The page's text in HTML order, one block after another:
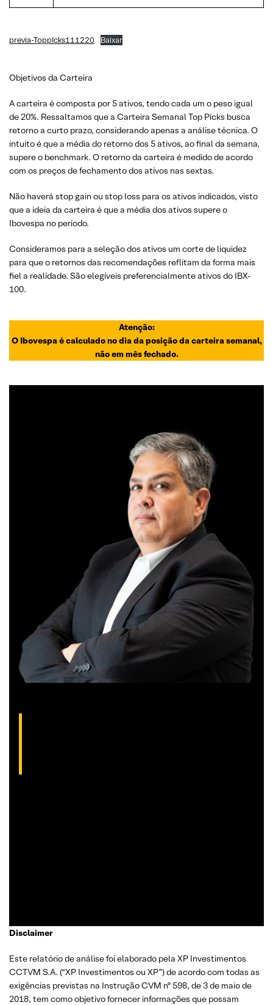
previa-ToppIcks111220 Baixar
Objetivos da Carteira
A carteira é composta por 5 ativos, tendo cada um o peso igual
de 20%. Ressaltamos que a Carteira Semanal Top Picks busca
retorno a curto prazo, considerando apenas a análise técnica. O
intuito é que a média do retorno dos 5 ativos, ao final da semana,
supere o benchmark. O retorno da carteira é medido de acordo
com os preços de fechamento dos ativos nas sextas.
Não haverá stop gain ou stop loss para os ativos indicados, visto
que a ideia da carteira é que a média dos ativos supere o
Ibovespa no período.
Consideramos para a seleção dos ativos um corte de liquidez
para que o retornos das recomendações reflitam da forma mais
fiel a realidade. São elegíveis preferencialmente ativos do IBX-
100.
Atenção:
O Ibovespa é calculado no dia da posição da carteira semanal,
não em mês fechado.
Disclaimer
Este relatório de análise foi elaborado pela XP Investimentos
CCTVM S.A. (“XP Investimentos ou XP”) de acordo com todas as
exigências previstas na Instrução CVM nº 598, de 3 de maio de
2018, tem como objetivo fornecer informações que possam